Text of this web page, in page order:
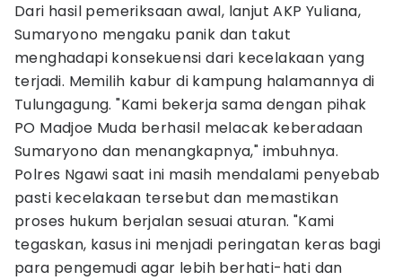
Dari hasil pemeriksaan awal, lanjut AKP Yuliana,
Sumaryono mengaku panik dan takut
menghadapi konsekuensi dari kecelakaan yang
terjadi. Memilih kabur di kampung halamannya di
Tulungagung. "Kami bekerja sama dengan pihak
PO Madjoe Muda berhasil melacak keberadaan
Sumaryono dan menangkapnya," imbuhnya.
Polres Ngawi saat ini masih mendalami penyebab
pasti kecelakaan tersebut dan memastikan
proses hukum berjalan sesuai aturan. "Kami
tegaskan, kasus ini menjadi peringatan keras bagi
para pengemudi agar lebih berhati-hati dan